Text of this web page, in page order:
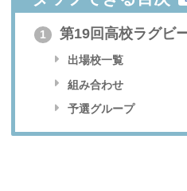
1 第19回高校ラグビ
出場校一覧
組み合わせ
予選グループ